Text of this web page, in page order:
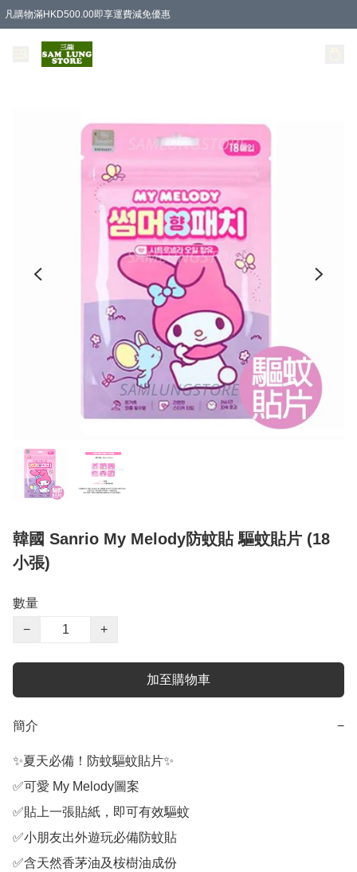
凡購物滿HKD500.00即享運費減免優惠
韓國 Sanrio My Melody防蚊貼 驅蚊貼片 (18
小張)
數量
−
+
加至購物車
簡介 −
✨夏天必備！防蚊驅蚊貼片✨
✅可愛 My Melody圖案
✅貼上一張貼紙，即可有效驅蚊
✅小朋友出外遊玩必備防蚊貼
✅含天然香茅油及桉樹油成份